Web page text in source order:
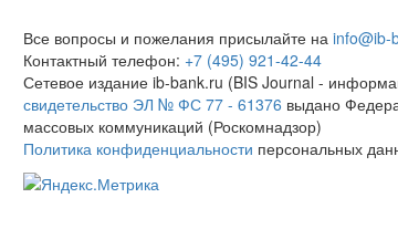
Все вопросы и пожелания присылайте на info@ib-
Контактный телефон: +7 (495) 921-42-44
Сетевое издание ib-bank.ru (BIS Journal -
свидетельство ЭЛ № ФС 77 - 61376 выдано
массовых коммуникаций (Роскомнадзор)
Политика конфиденциальности персональных